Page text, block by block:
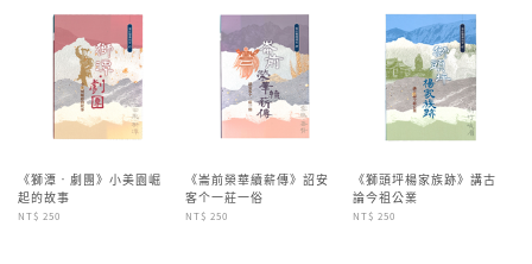
《獅潭‧劇團》小美園崛
起的故事
NT$ 250
《崙前榮華續薪傳》詔安
客个一莊一俗
NT$ 250
《獅頭坪楊家族跡》講古
論今祖公業
NT$ 250